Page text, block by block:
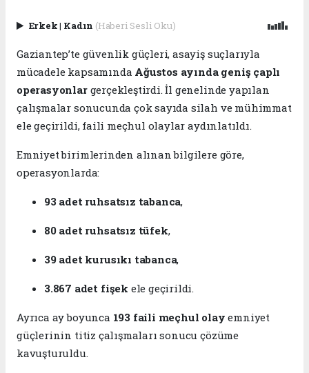
Erkek| Kadın (Haberi Sesli Oku)
Gaziantep’te güvenlik güçleri, asayiş suçlarıyla
mücadele kapsamında Ağustos ayında geniş çaplı
operasyonlargerçekleştirdi. İl genelinde yapılan
çalışmalar sonucunda çok sayıda silah ve mühimmat
ele geçirildi, faili meçhul olaylar aydınlatıldı.
Emniyet birimlerinden alınan bilgilere göre,
operasyonlarda:
93 adet ruhsatsız tabanca,
80 adet ruhsatsız tüfek,
39 adet kurusıkı tabanca,
3.867 adet fişek ele geçirildi.
Ayrıca ay boyunca 193 faili meçhul olay emniyet
güçlerinin titiz çalışmaları sonucu çözüme
kavuşturuldu.